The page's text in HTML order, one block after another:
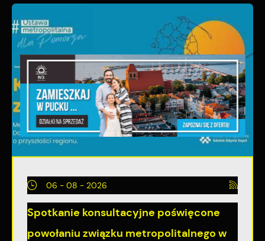
06 - 08 - 2026
Spotkanie konsultacyjne poświęcone
powołaniu związku metropolitalnego w